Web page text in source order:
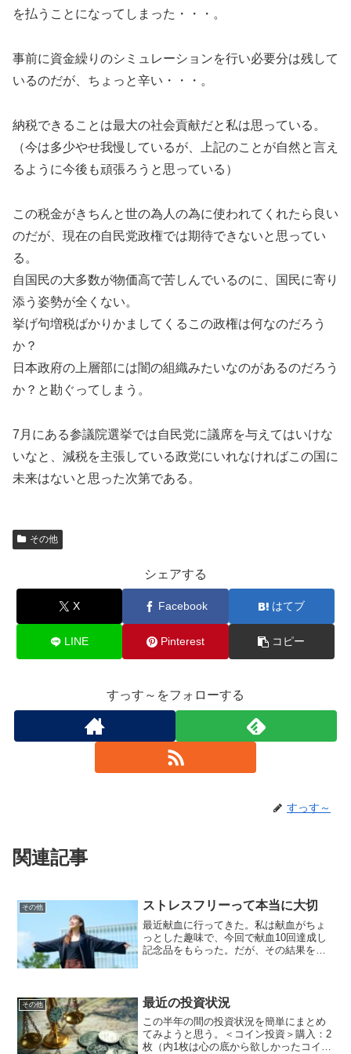
を払うことになってしまった・・・。
事前に資金繰りのシミュレーションを行い必要分は残して
いるのだが、ちょっと辛い・・・。
納税できることは最大の社会貢献だと私は思っている。
（今は多少やせ我慢しているが、上記のことが自然と言え
るように今後も頑張ろうと思っている）
この税金がきちんと世の為人の為に使われてくれたら良い
のだが、現在の自民党政権では期待できないと思ってい
る。
自国民の大多数が物価高で苦しんでいるのに、国民に寄り
添う姿勢が全くない。
挙げ句増税ばかりかましてくるこの政権は何なのだろう
か？
日本政府の上層部には闇の組織みたいなのがあるのだろう
か？と勘ぐってしまう。
7月にある参議院選挙では自民党に議席を与えてはいけな
いなと、減税を主張している政党にいれなければこの国に
未来はないと思った次第である。
その他
シェアする
X Facebook はてブ
LINE Pinterest コピー
すっす～をフォローする
すっす～
関連記事
その他 ストレスフリーって本当に大切
最近献血に行ってきた。私は献血がちょ
っとした趣味で、今回で献血10回達成し
記念品をもらった。だが、その結果を見
だった。（最近の...
その他 最近の投資状況
この半年の間の投資状況を簡単にまとめ
てみようと思う。＜コイン投資＞購入：2
枚（内1枚は心の底から欲しかったコイ